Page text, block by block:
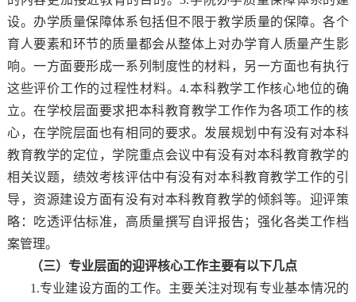
设。办学质量保障体系包括但不限于教学质量的保障。各个
育人要素和环节的质量都会从整体上对办学育人质量产生影
响。一方面要形成一系列制度性的材料，另一方面也有执行
这些评价工作的过程性材料。4.本科教学工作核心地位的确
立。在学校层面要求把本科教育教学工作作为各项工作的核
心，在学院层面也有相同的要求。发展规划中有没有对本科
教育教学的定位，学院重点会议中有没有对本科教育教学的
相关议题，绩效考核评估中有没有对本科教育教学工作的引
导，资源建设方面有没有对本科教育教学的倾斜等。迎评策
略：吃透评估标准，高质量撰写自评报告；强化各类工作档
案管理。
（三）专业层面的迎评核心工作主要有以下几点
1.专业建设方面的工作。主要关注对现有专业基本情况的